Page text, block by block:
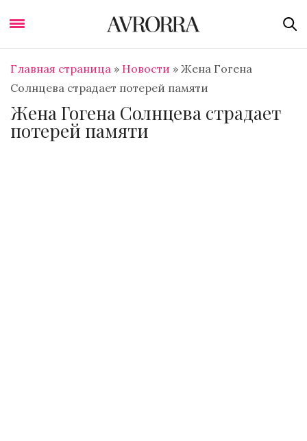
Главная страница » Новости » Жена Гогена
Солнцева страдает потерей памяти
Жена Гогена Солнцева страдает
потерей памяти